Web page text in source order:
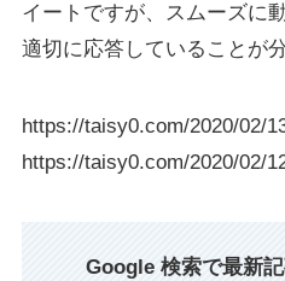
イートですが、スムーズに
適切に応答していることが
https://taisy0.com/2020/02/
https://taisy0.com/2020/02/
Google 検索で最新